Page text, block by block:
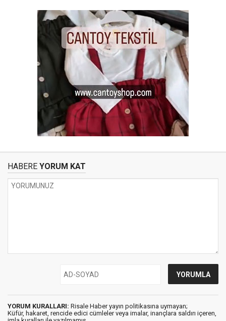
HABERE YORUM KAT
YORUM KURALLARI: Risale Haber yayın politikasına uymayan;
Küfür, hakaret, rencide edici cümleler veya imalar, inançlara saldırı içeren,